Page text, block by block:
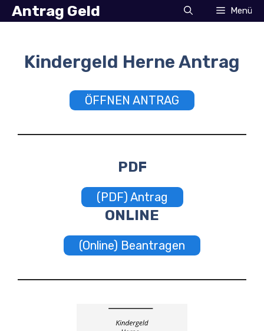
Zum
InhaltAntrag Geld Menü
Kindergeld Herne Antrag
ÖFFNEN ANTRAG
PDF
(PDF) Antrag
ONLINE
(Online) Beantragen